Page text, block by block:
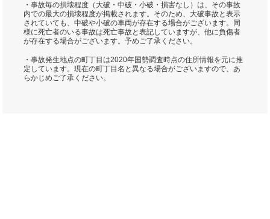
・事故毎の損壊程度（大破・中破・小破・損害なし）は、その事故
内での最大の損壊程度が掲載されます。そのため、大破事故と表示
されていても、中破や小破の車両が存在する場合がございます。同
様に死亡者のいる事故は死亡事故と表記していますが、他に負傷者
が存在する場合がございます。予めご了承ください。
・事故発生地点の町丁目は2020年国勢調査時点の住所情報を元に推
定しています。現在の町丁目名と異なる場合がございますので、あ
らかじめご了承ください。